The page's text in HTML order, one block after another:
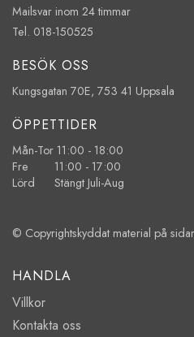
Mailsvar inom 24 timmar
Tel. 018-150525
BESÖK OSS
Kungsgatan 70E, 753 41 Uppsala
ÖPPETTIDER
Mån-Tor 11:00 - 18:00
Fre 11:00 - 17:00
Lörd Stängt Juli-Aug
© Copyrightskyddat material på
HANDLA
Villkor
Kontakta oss